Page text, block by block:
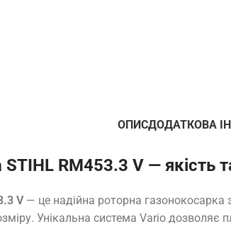
ОПИСДОДАТКОВА
RM453.3 V — якість
V — це надійна роторна
Унікальна система Vario